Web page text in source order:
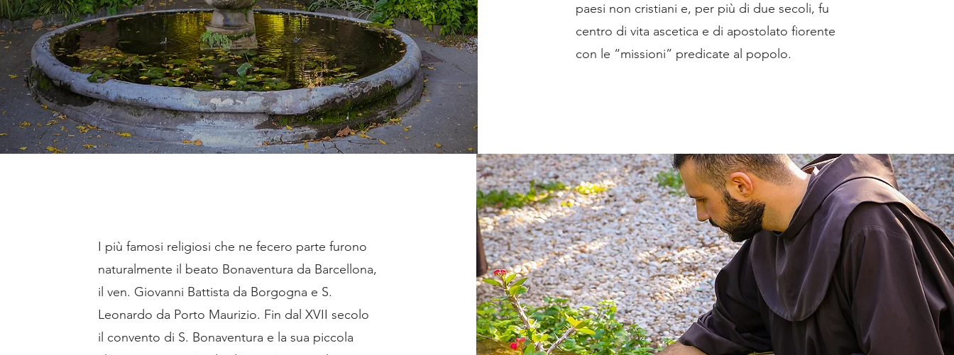
paesi non cristiani e, per più di due secoli, fu
centro di vita ascetica e di apostolato fiorente
con le “missioni” predicate al popolo.
I più famosi religiosi che ne fecero parte furono
naturalmente il beato Bonaventura da Barcellona,
il ven. Giovanni Battista da Borgogna e S.
Leonardo da Porto Maurizio. Fin dal XVII secolo
il convento di S. Bonaventura e la sua piccola